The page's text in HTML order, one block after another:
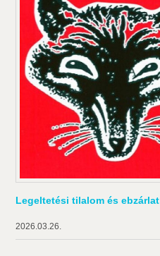
Legeltetési tilalom és ebzárlat
2026.03.26.